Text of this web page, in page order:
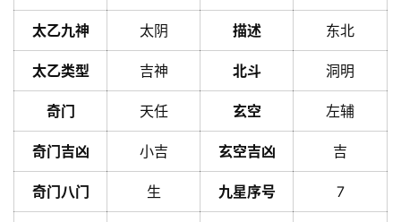
太乙九神 太阴 描述 东北
太乙类型 吉神 北斗 洞明
奇门 天任 玄空 左辅
奇门吉凶 小吉 玄空吉凶 吉
奇门八门 生 九星序号 7